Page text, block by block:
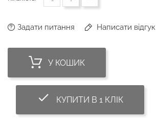
Задати питання Написати відгук
У КОШИК
done_outline
КУПИТИ В 1 КЛІК